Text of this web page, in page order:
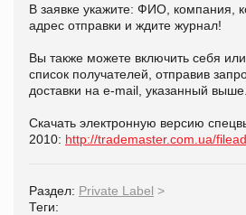
В заявке укажите: ФИО, компания,
адрес отправки и ждите журнал!
Вы также можете включить себя
список получателей, отправив
доставки на e-mail, указанный выше.
Скачать электронную версию
2010: http://trademaster.com.ua/
Раздел: Private Label >
Теги: